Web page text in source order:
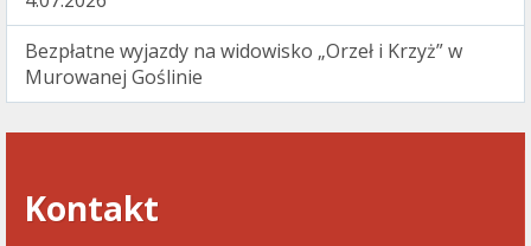
Bezpłatne wyjazdy na widowisko „Orzeł i Krzyż” w
Murowanej Goślinie
Kontakt